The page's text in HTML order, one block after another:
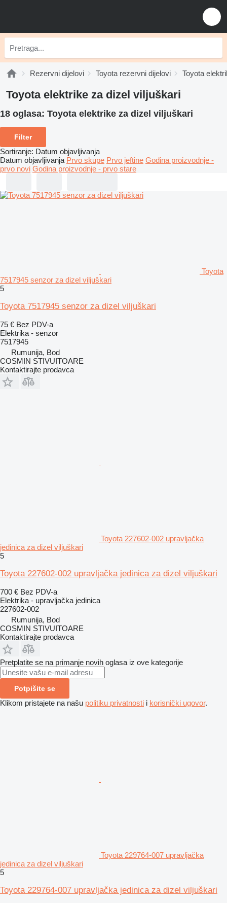
Rezervni dijelovi Toyota rezervni dijelovi Toyota
Toyota elektrike za dizel viljuškari
18 oglasa: Toyota elektrike za dizel viljuškari
Filter
Sortiranje: Datum objavljivanja
Datum objavljivanja Prvo skupe Prvo jeftine Godina proizvodnje -
prvo novi Godina proizvodnje - prvo stare
Toyota
7517945 senzor za dizel viljuškari
5
Toyota 7517945 senzor za dizel viljuškari
75 € Bez PDV-a
Elektrika - senzor
7517945
Rumunija, Bod
COSMIN STIVUITOARE
Kontaktirajte prodavca
Toyota 227602-002 upravljačka
jedinica za dizel viljuškari
5
Toyota 227602-002 upravljačka jedinica za dizel viljuškari
700 € Bez PDV-a
Elektrika - upravljačka jedinica
227602-002
Rumunija, Bod
COSMIN STIVUITOARE
Kontaktirajte prodavca
Pretplatite se na primanje novih oglasa iz ove kategorije
Potpišite se
Klikom pristajete na našu politiku privatnosti i korisnički ugovor.
Toyota 229764-007 upravljačka
jedinica za dizel viljuškari
5
Toyota 229764-007 upravljačka jedinica za dizel viljuškari